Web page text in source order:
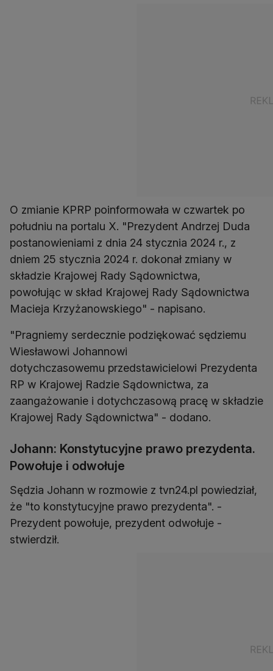
O zmianie KPRP poinformowała w czwartek po
południu na portalu X. "Prezydent Andrzej Duda
postanowieniami z dnia 24 stycznia 2024 r., z
dniem 25 stycznia 2024 r. dokonał zmiany w
składzie Krajowej Rady Sądownictwa,
powołując w skład Krajowej Rady Sądownictwa
Macieja Krzyżanowskiego" - napisano.
"Pragniemy serdecznie podziękować sędziemu
Wiesławowi Johannowi
dotychczasowemu przedstawicielowi Prezydenta
RP w Krajowej Radzie Sądownictwa, za
zaangażowanie i dotychczasową pracę w składzie
Krajowej Rady Sądownictwa" - dodano.
Johann: Konstytucyjne prawo prezydenta.
Powołuje i odwołuje
Sędzia Johann w rozmowie z tvn24.pl powiedział,
że "to konstytucyjne prawo prezydenta". -
Prezydent powołuje, prezydent odwołuje -
stwierdził.